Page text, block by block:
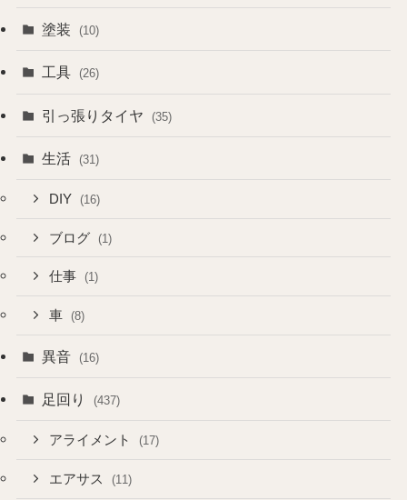
塗装 (10)
工具 (26)
引っ張りタイヤ (35)
生活 (31)
DIY (16)
ブログ (1)
仕事 (1)
車 (8)
異音 (16)
足回り (437)
アライメント (17)
エアサス (11)